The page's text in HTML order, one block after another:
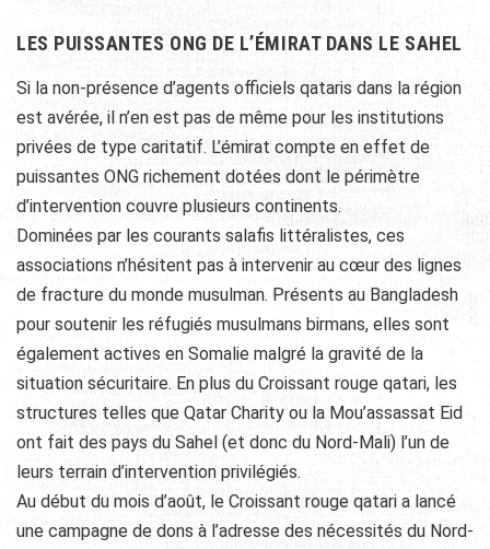
LES PUISSANTES ONG DE L’ÉMIRAT DANS LE SAHEL
Si la non-présence d’agents officiels qataris dans la région
est avérée, il n’en est pas de même pour les institutions
privées de type caritatif. L’émirat compte en effet de
puissantes ONG richement dotées dont le périmètre
d’intervention couvre plusieurs continents.
Dominées par les courants salafis littéralistes, ces
associations n’hésitent pas à intervenir au cœur des lignes
de fracture du monde musulman. Présents au Bangladesh
pour soutenir les réfugiés musulmans birmans, elles sont
également actives en Somalie malgré la gravité de la
situation sécuritaire. En plus du Croissant rouge qatari, les
structures telles que Qatar Charity ou la Mou’assassat Eid
ont fait des pays du Sahel (et donc du Nord-Mali) l’un de
leurs terrain d’intervention privilégiés.
Au début du mois d’août, le Croissant rouge qatari a lancé
une campagne de dons à l’adresse des nécessités du Nord-